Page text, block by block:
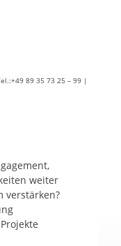
89 35 73 25 – 99 |
weiter
verstärken?